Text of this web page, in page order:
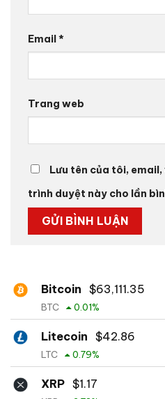
Email*
Trang web
Lưu tên của tôi,
trình duyệt này cho lần
Bitcoin $63,111.35
BTC 0.01%
Litecoin $42.86
LTC 0.79%
XRP $1.17